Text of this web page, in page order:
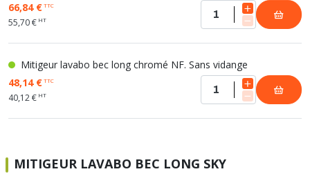
66,84 €TTC
55,70 € HT
Mitigeur lavabo bec long chromé NF. Sans vidange
48,14 €TTC
40,12 € HT
MITIGEUR LAVABO BEC LONG SKY